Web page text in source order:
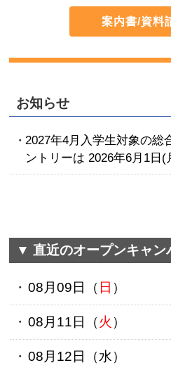
案内書/資料
お知らせ
2027年4月入学生対象の総
ントリーは 2026年6月1日(
▼ 直近のオープンキャン
08月09日（ 日 ）
08月11日（ 火 ）
08月12日（水）